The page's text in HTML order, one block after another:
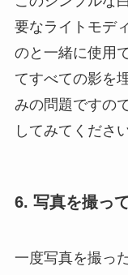
要なライトモデ
のと一緒に使用
てすべての影を
みの問題ですの
してみてください
6. 写真を撮っ
一度写真を撮っ